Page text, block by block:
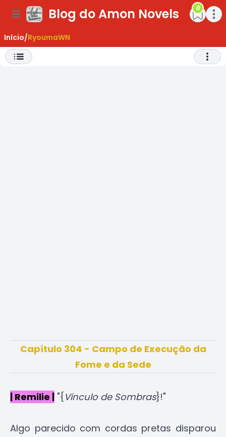
Open main menuBlog do Amon Novels Open
0
Início/RyoumaWN
Abrir
Capítulo 304 - Campo de Execução da
Fome e da Sede
| Remilie | "{Vínculo de Sombras}!"
Algo parecido com cordas pretas disparou
Menu